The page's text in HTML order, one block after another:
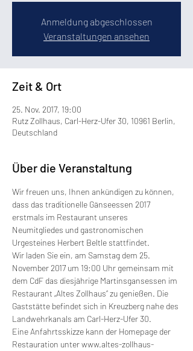
Anmeldung abgeschlossen
Veranstaltungen ansehen
Zeit & Ort
25. Nov. 2017, 19:00
Rutz Zollhaus, Carl-Herz-Ufer 30, 10961 Berlin,
Deutschland
Über die Veranstaltung
Wir freuen uns, Ihnen ankündigen zu können,
dass das traditionelle Gänseessen 2017
erstmals im Restaurant unseres
Neumitgliedes und gastronomischen
Urgesteines Herbert Beltle stattfindet.
Wir laden Sie ein, am Samstag dem 25.
November 2017 um 19:00 Uhr gemeinsam mit
dem CdF das diesjährige Martinsgansessen im
Restaurant „Altes Zollhaus“ zu genießen. Die
Gaststätte befindet sich in Kreuzberg nahe des
Landwehrkanals am Carl-Herz-Ufer 30.
Eine Anfahrtsskizze kann der Homepage der
Restauration unter www.altes-zollhaus-